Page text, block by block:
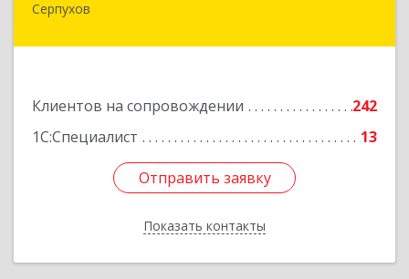
Серпухов
Клиентов на сопровождении
242
1С:Специалист
13
Отправить заявку
Показать контакты
Отправить заявку
Назад